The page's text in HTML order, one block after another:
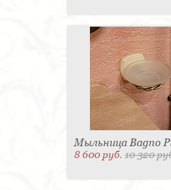
Мыльница Bagno
8 600 руб.10 320